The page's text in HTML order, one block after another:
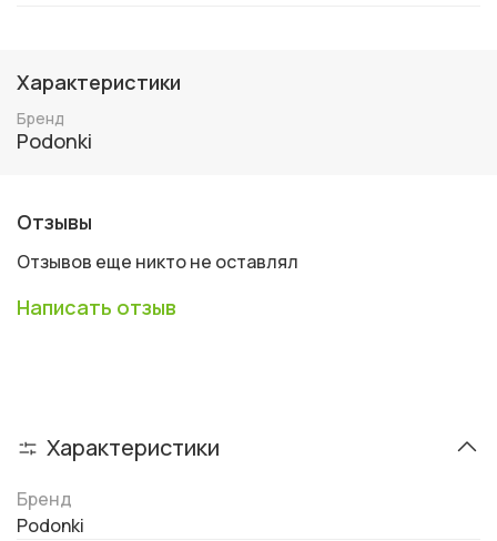
Характеристики
Бренд
Podonki
Отзывы
Отзывов еще никто не оставлял
Написать отзыв
Характеристики
Бренд
Podonki